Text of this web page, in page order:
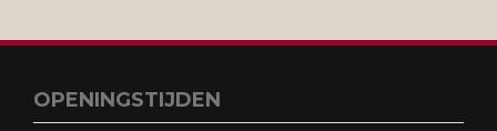
OPENINGSTIJDEN